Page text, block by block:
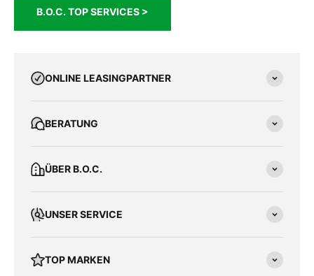
B.O.C. TOP SERVICES >
ONLINE LEASINGPARTNER
BERATUNG
ÜBER B.O.C.
UNSER SERVICE
TOP MARKEN